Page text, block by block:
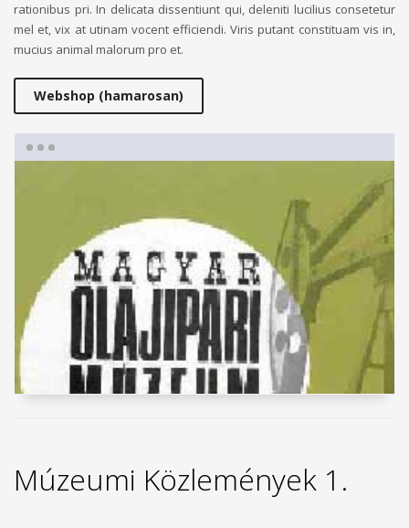
rationibus pri. In delicata dissentiunt qui, deleniti lucilius consetetur
mel et, vix at utinam vocent efficiendi. Viris putant constituam vis in,
mucius animal malorum pro et.
Webshop (hamarosan)
Múzeumi Közlemények 1.